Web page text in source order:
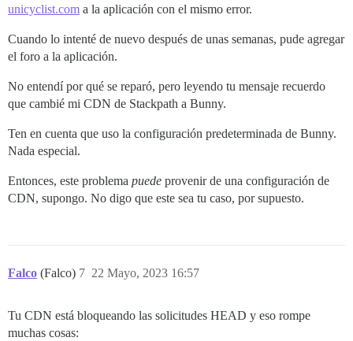
unicyclist.com a la aplicación con el mismo error.
Cuando lo intenté de nuevo después de unas semanas, pude agregar
el foro a la aplicación.
No entendí por qué se reparó, pero leyendo tu mensaje recuerdo
que cambié mi CDN de Stackpath a Bunny.
Ten en cuenta que uso la configuración predeterminada de Bunny.
Nada especial.
Entonces, este problema puede provenir de una configuración de
CDN, supongo. No digo que este sea tu caso, por supuesto.
Falco (Falco) 22 Mayo, 2023 16:57
7
Tu CDN está bloqueando las solicitudes HEAD y eso rompe
muchas cosas: